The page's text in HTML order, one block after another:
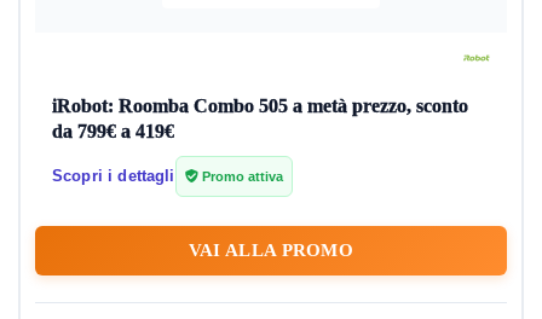
iRobot: Roomba Combo 505 a metà prezzo, sconto
da 799€ a 419€
Scopri i dettagli Promo attiva
VAI ALLA PROMO